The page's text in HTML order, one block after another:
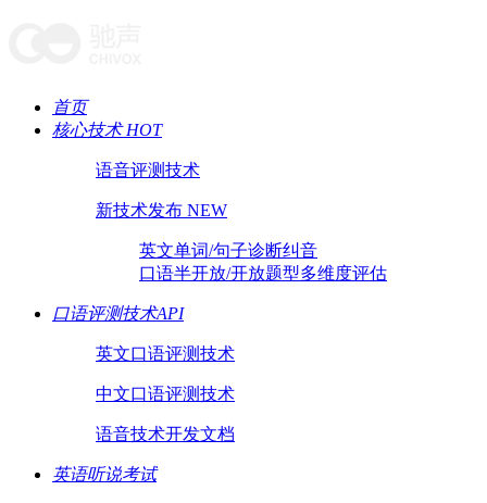
首页
核心技术 HOT
语音评测技术
新技术发布 NEW
英文单词/句子诊断纠音
口语半开放/开放题型多维度评估
口语评测技术API
英文口语评测技术
中文口语评测技术
语音技术开发文档
英语听说考试